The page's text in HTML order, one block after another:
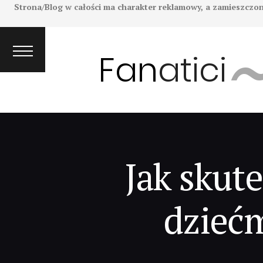
Strona/Blog w całości ma charakter reklamowy, a
Jak